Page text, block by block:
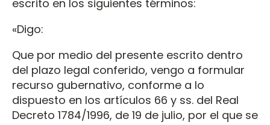
escrito en los siguientes términos:
«Digo:
Que por medio del presente escrito dentro
del plazo legal conferido, vengo a formular
recurso gubernativo, conforme a lo
dispuesto en los artículos 66 y ss. del Real
Decreto 1784/1996, de 19 de julio, por el que se